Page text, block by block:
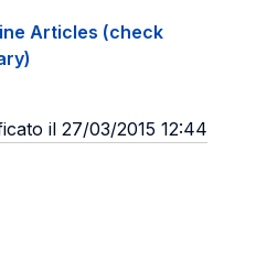
Articles (check
il 27/03/2015 12:44